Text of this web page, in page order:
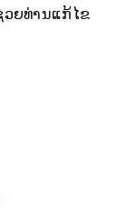
ຍທ່ານແກ້ໄຂ